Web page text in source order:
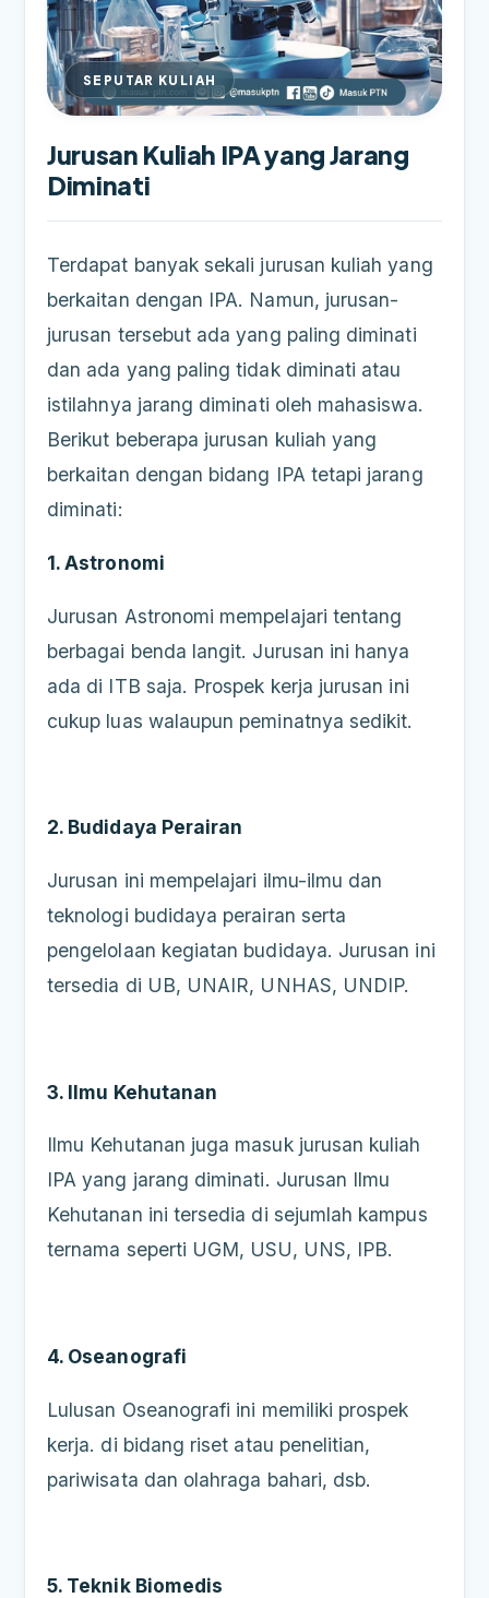
SEPUTAR KULIAH
Jurusan Kuliah IPA yang Jarang
Diminati
Terdapat banyak sekali jurusan kuliah yang
berkaitan dengan IPA. Namun, jurusan-
jurusan tersebut ada yang paling diminati
dan ada yang paling tidak diminati atau
istilahnya jarang diminati oleh mahasiswa.
Berikut beberapa jurusan kuliah yang
berkaitan dengan bidang IPA tetapi jarang
diminati:
1. Astronomi
Jurusan Astronomi mempelajari tentang
berbagai benda langit. Jurusan ini hanya
ada di ITB saja. Prospek kerja jurusan ini
cukup luas walaupun peminatnya sedikit.
2. Budidaya Perairan
Jurusan ini mempelajari ilmu-ilmu dan
teknologi budidaya perairan serta
pengelolaan kegiatan budidaya. Jurusan ini
tersedia di UB, UNAIR, UNHAS, UNDIP.
3. Ilmu Kehutanan
Ilmu Kehutanan juga masuk jurusan kuliah
IPA yang jarang diminati. Jurusan Ilmu
Kehutanan ini tersedia di sejumlah kampus
ternama seperti UGM, USU, UNS, IPB.
4. Oseanografi
Lulusan Oseanografi ini memiliki prospek
kerja. di bidang riset atau penelitian,
pariwisata dan olahraga bahari, dsb.
5. Teknik Biomedis